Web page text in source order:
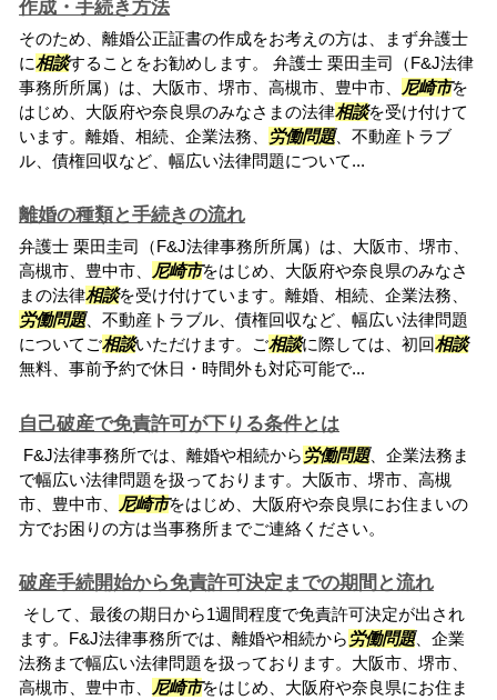
作成・手続き方法
そのため、離婚公正証書の作成をお考えの方は、まず弁護士
に相談することをお勧めします。 弁護士 栗田圭司（F&J法律
事務所所属）は、大阪市、堺市、高槻市、豊中市、
尼崎市を
はじめ、大阪府や奈良県のみなさまの法律相談を受け付けて
います。離婚、相続、企業法務、
労働問題、不動産トラブ
ル、債権回収など、幅広い法律問題について...
離婚の種類と手続きの流れ
弁護士 栗田圭司（F&J法律事務所所属）は、大阪市、堺市、
高槻市、豊中市、
尼崎市をはじめ、大阪府や奈良県のみなさ
まの法律相談を受け付けています。離婚、相続、企業法務、
労働問題、不動産トラブル、債権回収など、幅広い法律問題
についてご相談いただけます。ご相談に際しては、初回相談
無料、事前予約で休日・時間外も対応可能で...
自己破産で免責許可が下りる条件とは
F&J法律事務所では、離婚や相続から 労働問題、企業法務ま
で幅広い法律問題を扱っております。大阪市、堺市、高槻
市、豊中市、
尼崎市をはじめ、大阪府や奈良県にお住まいの
方でお困りの方は当事務所までご連絡ください。
破産手続開始から免責許可決定までの期間と流れ
そして、最後の期日から1週間程度で免責許可決定が出され
ます。F&J法律事務所では、離婚や相続から 労働問題、企業
法務まで幅広い法律問題を扱っております。大阪市、堺市、
高槻市、豊中市、
尼崎市をはじめ、大阪府や奈良県にお住ま